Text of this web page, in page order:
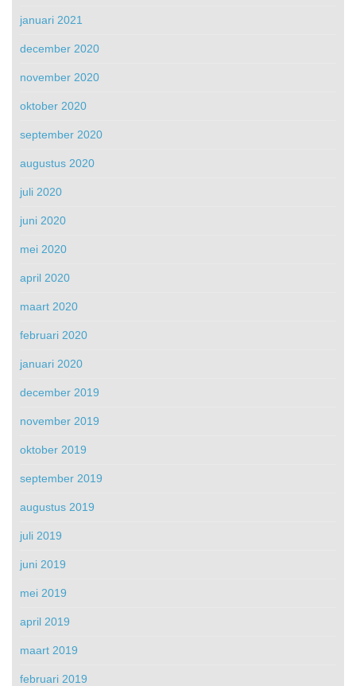
januari 2021
december 2020
november 2020
oktober 2020
september 2020
augustus 2020
juli 2020
juni 2020
mei 2020
april 2020
maart 2020
februari 2020
januari 2020
december 2019
november 2019
oktober 2019
september 2019
augustus 2019
juli 2019
juni 2019
mei 2019
april 2019
maart 2019
februari 2019